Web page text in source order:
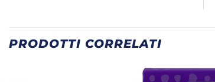
PRODOTTI CORRELATI